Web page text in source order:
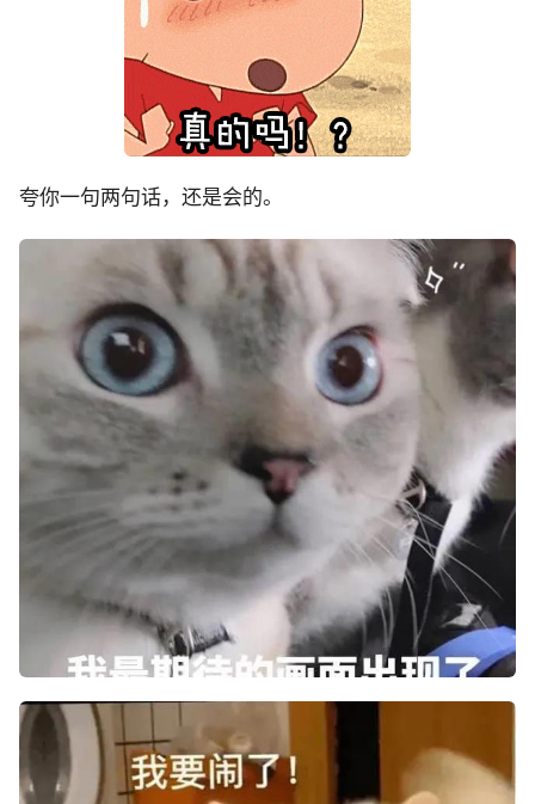
夸你一句两句话，还是会的。